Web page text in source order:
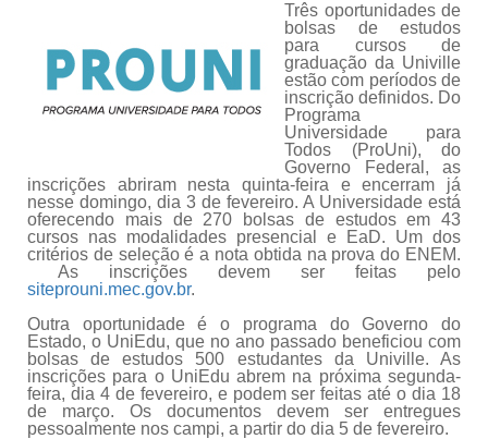
Três oportunidades de
bolsas de estudos
para cursos de
graduação da Univille
estão com períodos de
inscrição definidos. Do
Programa
Universidade para
Todos (ProUni), do
Governo Federal, as
inscrições abriram nesta quinta-feira e encerram já
nesse domingo, dia 3 de fevereiro. A Universidade está
oferecendo mais de 270 bolsas de estudos em 43
cursos nas modalidades presencial e EaD. Um dos
critérios de seleção é a nota obtida na prova do ENEM.
As inscrições devem ser feitas pelo
siteprouni.mec.gov.br.
Outra oportunidade é o programa do Governo do
Estado, o UniEdu, que no ano passado beneficiou com
bolsas de estudos 500 estudantes da Univille. As
inscrições para o UniEdu abrem na próxima segunda-
feira, dia 4 de fevereiro, e podem ser feitas até o dia 18
de março. Os documentos devem ser entregues
pessoalmente nos campi, a partir do dia 5 de fevereiro.